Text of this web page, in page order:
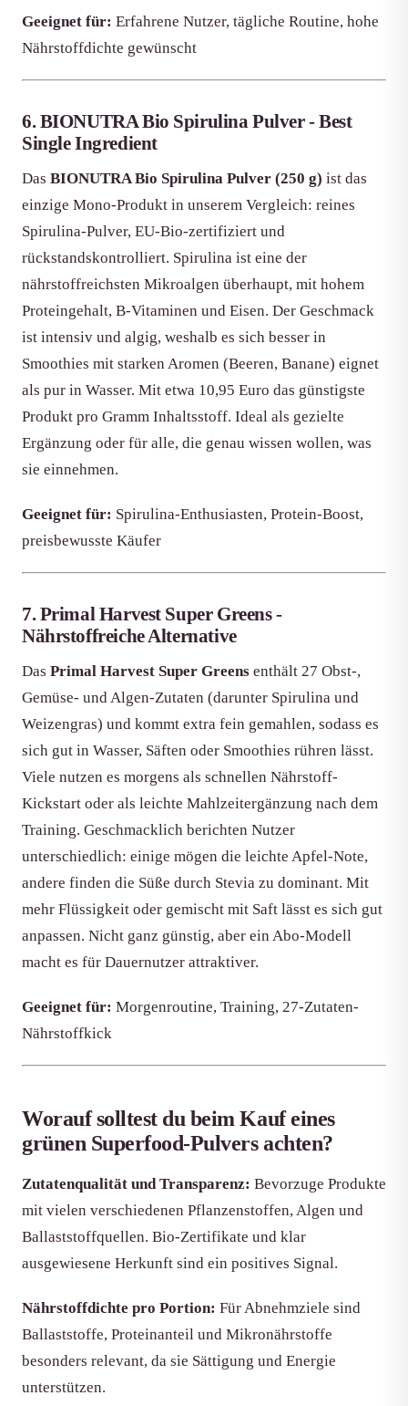
Geeignet für: Erfahrene Nutzer, tägliche Routine, hohe
Nährstoffdichte gewünscht
6. BIONUTRA Bio Spirulina Pulver - Best
Single Ingredient
Das BIONUTRA Bio Spirulina Pulver (250 g) ist das
einzige Mono-Produkt in unserem Vergleich: reines
Spirulina-Pulver, EU-Bio-zertifiziert und
rückstandskontrolliert. Spirulina ist eine der
nährstoffreichsten Mikroalgen überhaupt, mit hohem
Proteingehalt, B-Vitaminen und Eisen. Der Geschmack
ist intensiv und algig, weshalb es sich besser in
Smoothies mit starken Aromen (Beeren, Banane) eignet
als pur in Wasser. Mit etwa 10,95 Euro das günstigste
Produkt pro Gramm Inhaltsstoff. Ideal als gezielte
Ergänzung oder für alle, die genau wissen wollen, was
sie einnehmen.
Geeignet für: Spirulina-Enthusiasten, Protein-Boost,
preisbewusste Käufer
7. Primal Harvest Super Greens -
Nährstoffreiche Alternative
Das Primal Harvest Super Greens enthält 27 Obst-,
Gemüse- und Algen-Zutaten (darunter Spirulina und
Weizengras) und kommt extra fein gemahlen, sodass es
sich gut in Wasser, Säften oder Smoothies rühren lässt.
Viele nutzen es morgens als schnellen Nährstoff-
Kickstart oder als leichte Mahlzeitergänzung nach dem
Training. Geschmacklich berichten Nutzer
unterschiedlich: einige mögen die leichte Apfel-Note,
andere finden die Süße durch Stevia zu dominant. Mit
mehr Flüssigkeit oder gemischt mit Saft lässt es sich gut
anpassen. Nicht ganz günstig, aber ein Abo-Modell
macht es für Dauernutzer attraktiver.
Geeignet für: Morgenroutine, Training, 27-Zutaten-
Nährstoffkick
Worauf solltest du beim Kauf eines
grünen Superfood-Pulvers achten?
Zutatenqualität und Transparenz: Bevorzuge Produkte
mit vielen verschiedenen Pflanzenstoffen, Algen und
Ballaststoffquellen. Bio-Zertifikate und klar
ausgewiesene Herkunft sind ein positives Signal.
Nährstoffdichte pro Portion: Für Abnehmziele sind
Ballaststoffe, Proteinanteil und Mikronährstoffe
besonders relevant, da sie Sättigung und Energie
unterstützen.